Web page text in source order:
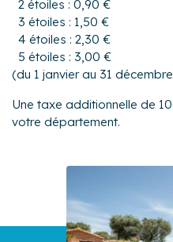
2 étoiles : 0,90 €
3 étoiles : 1,50 €
4 étoiles : 2,30 €
5 étoiles : 3,00 €
(du 1 janvier au 31
Une taxe additionnelle de
votre département.